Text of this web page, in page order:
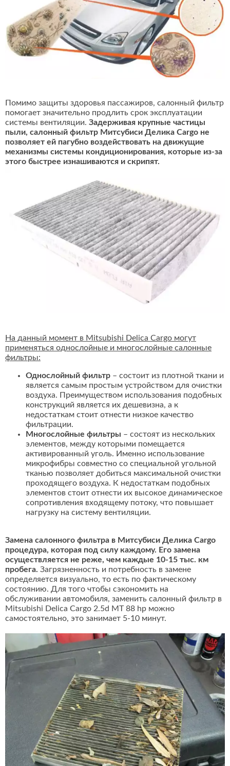
Помимо защиты здоровья пассажиров, салонный фильтр
помогает значительно продлить срок эксплуатации
системы вентиляции. Задерживая крупные частицы
пыли, салонный фильтр Митсубиси Делика Cargo не
позволяет ей пагубно воздействовать на движущие
механизмы системы кондиционирования, которые из-за
этого быстрее изнашиваются и скрипят.
На данный момент в Mitsubishi Delica Cargo могут
применяться однослойные и многослойные салонные
фильтры:
Однослойный фильтр – состоит из плотной ткани и
является самым простым устройством для очистки
воздуха. Преимуществом использования подобных
конструкций является их дешевизна, а к
недостаткам стоит отнести низкое качество
фильтрации.
Многослойные фильтры – состоят из нескольких
элементов, между которыми помещается
активированный уголь. Именно использование
микрофибры совместно со специальной угольной
тканью позволяет добиться максимальной очистки
проходящего воздуха. К недостаткам подобных
элементов стоит отнести их высокое динамическое
сопротивления входящему потоку, что повышает
нагрузку на систему вентиляции.
Замена салонного фильтра в Митсубиси Делика Cargo
процедура, которая под силу каждому. Его замена
осуществляется не реже, чем каждые 10-15 тыс. км
пробега. Загрязненность и потребность в замене
определяется визуально, то есть по фактическому
состоянию. Для того чтобы сэкономить на
обслуживании автомобиля, заменить салонный фильтр в
Mitsubishi Delica Cargo 2.5d MT 88 hp можно
самостоятельно, это занимает 5-10 минут.